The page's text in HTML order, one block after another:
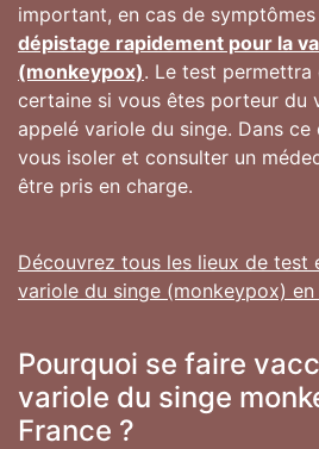
important, en cas de
dépistage rapidement pour la
(monkeypox). Le test permettra
certaine si vous êtes porteur du
appelé variole du singe. Dans ce
vous isoler et consulter un
être pris en charge.
Découvrez tous les lieux de test
variole du singe (monkeypox) en
Pourquoi se faire
variole du singe
France ?